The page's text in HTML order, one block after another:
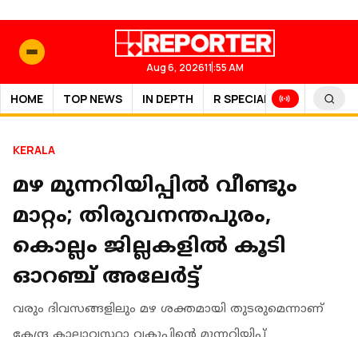
Aug 6, 202611:55 AM
HOME TOP NEWS IN DEPTH R SPECIAL SPORTS
KERALA
മഴ മുന്നറിയിപ്പിൽ വീണ്ടും
മാറ്റം; തിരുവനന്തപുരം,
കൊല്ലം ജില്ലകളിൽ കൂടി
ഓറഞ്ച് അലേർട്ട്
വരും ദിവസങ്ങളിലും മഴ ശക്തമായി തുടരുമെന്നാണ്